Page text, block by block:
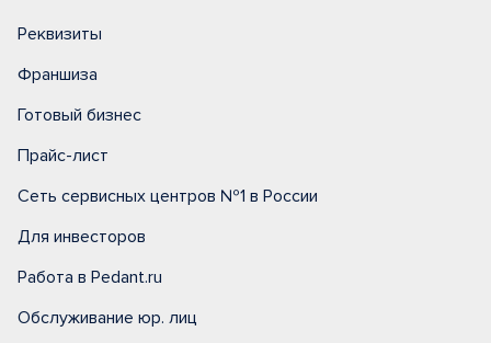
Реквизиты
Франшиза
Готовый бизнес
Прайс-лист
Сеть сервисных центров №1 в России
Для инвесторов
Работа в Pedant.ru
Обслуживание юр. лиц